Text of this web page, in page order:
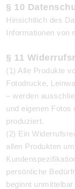
§ 10
Hinsichtlich des
Informationen von
§ 11
(1) Alle Produkte
Fotodrucke,
– werden
und eigenen Fotos
produziert.
(2) Ein
allen Produkten
persönliche
beginnt